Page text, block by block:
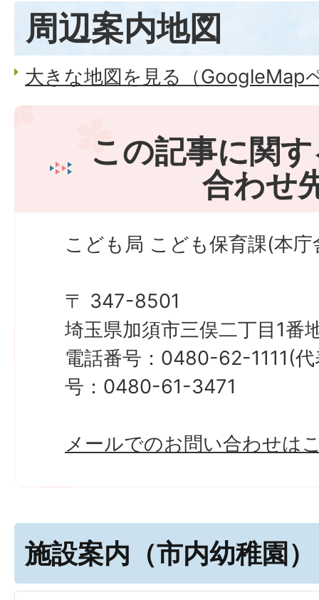
周辺案内地図
大きな地図を見る（GoogleMap
この記事に関
合わせ
こども局 こども保育課(本
〒 347-8501
埼玉県加須市三俣二丁目1番
電話番号：0480-62-1111(
号：0480-61-3471
メールでのお問い合わせは
施設案内（市内幼稚園）